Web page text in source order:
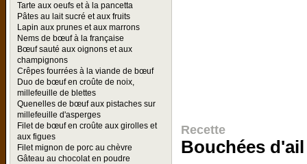
Tarte aux oeufs et à la pancetta
Pâtes au lait sucré et aux fruits
Lapin aux prunes et aux marrons
Nems de bœuf à la française
Bœuf sauté aux oignons et aux
champignons
Crêpes fourrées à la viande de bœuf
Duo de bœuf en croûte de noix,
millefeuille de blettes
Quenelles de bœuf aux pistaches sur
millefeuille d'asperges
Filet de bœuf en croûte aux girolles et
aux figues
Filet mignon de porc au chèvre
Gâteau au chocolat en poudre
Recette
Bouchées